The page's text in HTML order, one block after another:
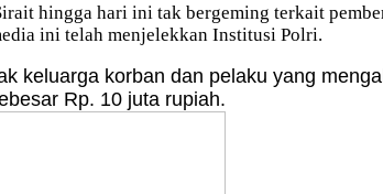
hingga hari ini tak bergeming terkait
ini telah menjelekkan Institusi Polri.
keluarga korban dan pelaku yang
Rp. 10 juta rupiah.